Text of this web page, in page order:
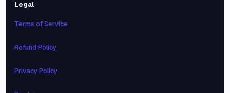
Legal
Terms of Service
Refund Policy
Privacy Policy